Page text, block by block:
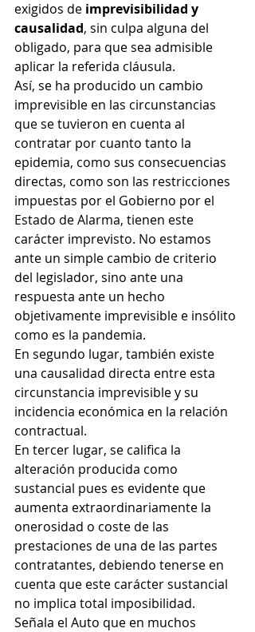
exigidos de imprevisibilidad y
causalidad, sin culpa alguna del
obligado, para que sea admisible
aplicar la referida cláusula.
Así, se ha producido un cambio
imprevisible en las circunstancias
que se tuvieron en cuenta al
contratar por cuanto tanto la
epidemia, como sus consecuencias
directas, como son las restricciones
impuestas por el Gobierno por el
Estado de Alarma, tienen este
carácter imprevisto. No estamos
ante un simple cambio de criterio
del legislador, sino ante una
respuesta ante un hecho
objetivamente imprevisible e insólito
como es la pandemia.
En segundo lugar, también existe
una causalidad directa entre esta
circunstancia imprevisible y su
incidencia económica en la relación
contractual.
En tercer lugar, se califica la
alteración producida como
sustancial pues es evidente que
aumenta extraordinariamente la
onerosidad o coste de las
prestaciones de una de las partes
contratantes, debiendo tenerse en
cuenta que este carácter sustancial
no implica total imposibilidad.
Señala el Auto que en muchos